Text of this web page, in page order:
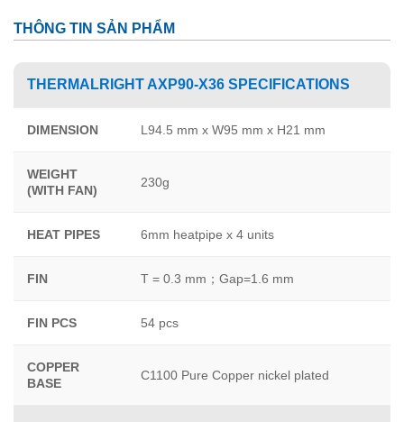
THÔNG TIN SẢN PHẨM
THERMALRIGHT AXP90-X36 SPECIFICATIONS
DIMENSION L94.5 mm x W95 mm x H21 mm
WEIGHT
(WITH FAN)
230g
HEAT PIPES 6mm heatpipe x 4 units
FIN T = 0.3 mm；Gap=1.6 mm
FIN PCS 54 pcs
COPPER
BASE
C1100 Pure Copper nickel plated